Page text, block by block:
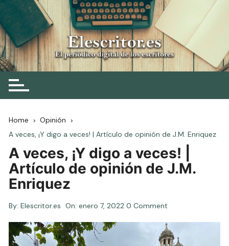
Skip
to
content
Elescritor.es
El periódico digital de los escritores
Home
Opinión
A veces, ¡Y digo a veces! | Artículo de opinión de J.M. Enriquez
A veces, ¡Y digo a veces! |
Artículo de opinión de J.M.
Enriquez
By: Elescritor.es On:enero 7, 2022 0 Comment